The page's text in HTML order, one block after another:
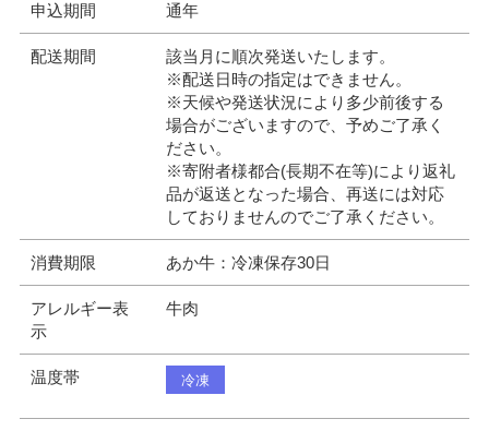
申込期間 通年
配送期間
該当月に順次発送いたします。
※配送日時の指定はできません。
※天候や発送状況により多少前後する
場合がございますので、予めご了承く
ださい。
※寄附者様都合(長期不在等)により返礼
品が返送となった場合、再送には対応
しておりませんのでご了承ください。
消費期限 あか牛：冷凍保存30日
アレルギー表
示
牛肉
温度帯 冷凍